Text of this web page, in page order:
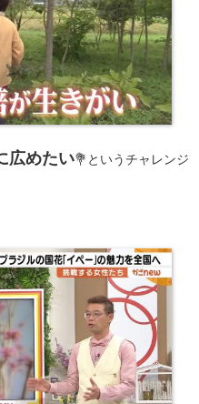
広めたい💐というチャレンジ